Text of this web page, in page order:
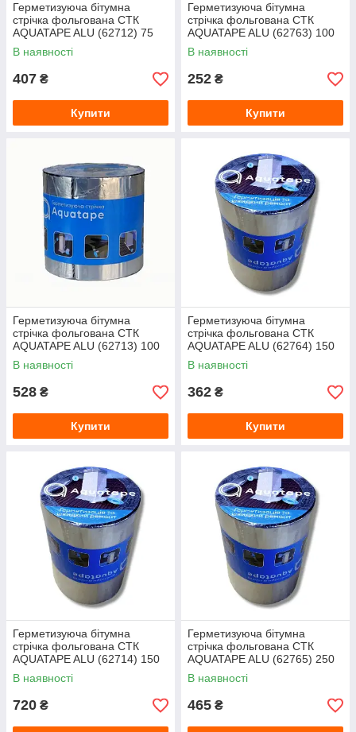
Герметизуюча бітумна
стрічка фольгована СТК
AQUATAPE ALU (62712) 75
мм, 10 м
В наявності
407 ₴
Купити
Герметизуюча бітумна
стрічка фольгована СТК
AQUATAPE ALU (62763) 100
мм, 3 м
В наявності
252 ₴
Купити
Герметизуюча бітумна
стрічка фольгована СТК
AQUATAPE ALU (62713) 100
мм, 10 м
В наявності
528 ₴
Купити
Герметизуюча бітумна
стрічка фольгована СТК
AQUATAPE ALU (62764) 150
мм, 3 м
В наявності
362 ₴
Купити
Герметизуюча бітумна
стрічка фольгована СТК
AQUATAPE ALU (62714) 150
мм, 10 м
В наявності
720 ₴
Герметизуюча бітумна
стрічка фольгована СТК
AQUATAPE ALU (62765) 250
мм, 3 м
В наявності
465 ₴